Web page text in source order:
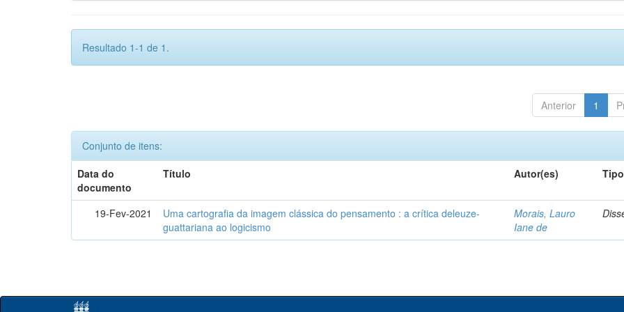
Resultado 1-1 de 1.
Anterior 1
Conjunto de itens:
Data do
documento
Título Autor(es) Tipo
19-Fev-2021
Uma cartografia da imagem clássica do pensamento : a crítica deleuze-
guattariana ao logicismo
Morais, Lauro
Iane de